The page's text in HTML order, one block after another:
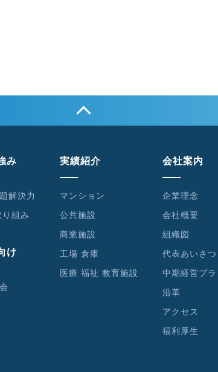
み
解決力
組み
け
実績紹介
マンション
公共施設
商業施設
工場 倉庫
医療 福祉 教育施設
会社案内
企業理念
会社概要
組織図
代表あいさつ
中期経営プ
沿革
アクセス
福利厚生